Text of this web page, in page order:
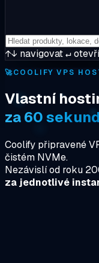
↑↓ navigovat↵
🚀COOLIFY VPS
Vlastní
za 60
Coolify připravené
čistém NVMe.
Nezávislí od roku
za jednotlivé